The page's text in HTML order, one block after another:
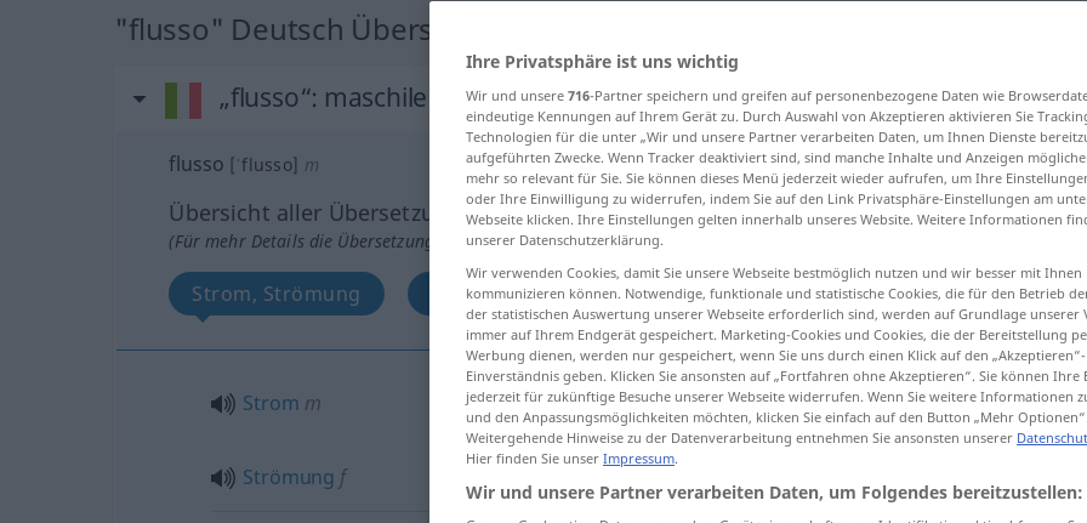
"flusso" Deutsch Übersetzung
„flusso“: maschile
flusso [ˈflusso] m
Übersicht aller Übersetzungen
(Für mehr Details die Übersetzung anklicken/antippen)
Strom, Strömung Fluss Weitere Beispiele...
Strom m flusso
Strömung f
Ihre Privatsphäre ist uns wichtig
Wir und unsere 716-Partner speichern und greifen auf personenbezogene Daten wie
eindeutige Kennungen auf Ihrem Gerät zu. Durch Auswahl von Akzeptieren aktivieren Sie
Technologien für die unter „Wir und unsere Partner verarbeiten Daten, um Ihnen Dienste
aufgeführten Zwecke. Wenn Tracker deaktiviert sind, sind manche Inhalte und Anzeigen
mehr so relevant für Sie. Sie können dieses Menü jederzeit wieder aufrufen, um Ihre
oder Ihre Einwilligung zu widerrufen, indem Sie auf den Link Privatsphäre-Einstellungen am
Webseite klicken. Ihre Einstellungen gelten innerhalb unseres Website. Weitere Informationen
unserer Datenschutzerklärung.
Wir verwenden Cookies, damit Sie unsere Webseite bestmöglich nutzen und wir besser mit Ihnen
kommunizieren können. Notwendige, funktionale und statistische Cookies, die für den Betrieb
der statistischen Auswertung unserer Webseite erforderlich sind, werden auf Grundlage unserer
immer auf Ihrem Endgerät gespeichert. Marketing-Cookies und Cookies, die der Bereitstellung
Werbung dienen, werden nur gespeichert, wenn Sie uns durch einen Klick auf den
Einverständnis geben. Klicken Sie ansonsten auf „Fortfahren ohne Akzeptieren“. Sie können
jederzeit für zukünftige Besuche unserer Webseite widerrufen. Wenn Sie weitere Informationen
und den Anpassungsmöglichkeiten möchten, klicken Sie einfach auf den Button „Mehr
Weitergehende Hinweise zu der Datenverarbeitung entnehmen Sie ansonsten unserer
Hier finden Sie unser Impressum.
Wir und unsere Partner verarbeiten Daten, um Folgendes bereitzustellen: